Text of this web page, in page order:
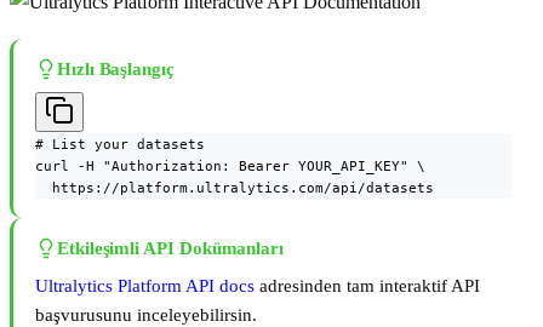
Hızlı Başlangıç
# List your datasets
curl -H "Authorization: Bearer YOUR_API_KEY" \
  https://platform.ultralytics.com/api/datasets
Etkileşimli API Dokümanları
Ultralytics Platform API docs adresinden tam interaktif API
başvurusunu inceleyebilirsin.